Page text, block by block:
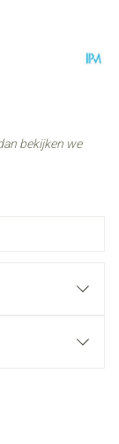
bekijken we